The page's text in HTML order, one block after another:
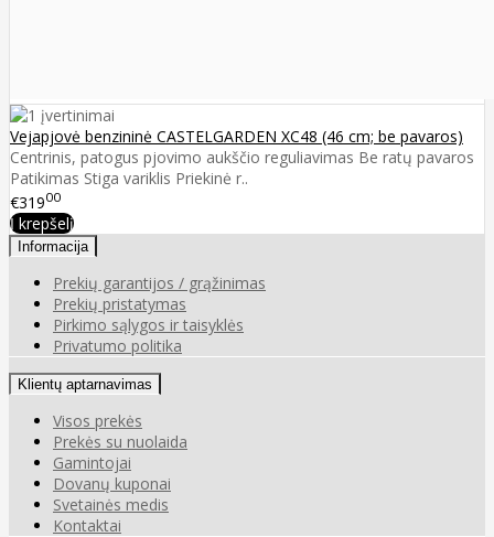
Vejapjovė benzininė CASTELGARDEN XC48 (46 cm; be pavaros)
Centrinis, patogus pjovimo aukščio reguliavimas Be ratų pavaros
Patikimas Stiga variklis Priekinė r..
€31900
Į krepšelį
Informacija
Prekių garantijos / grąžinimas
Prekių pristatymas
Pirkimo sąlygos ir taisyklės
Privatumo politika
Klientų aptarnavimas
Visos prekės
Prekės su nuolaida
Gamintojai
Dovanų kuponai
Svetainės medis
Kontaktai